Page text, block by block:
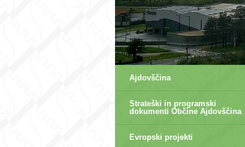
Ajdovščina
Strateški in programski
dokumenti Občine Ajdovščina
Evropski projekti